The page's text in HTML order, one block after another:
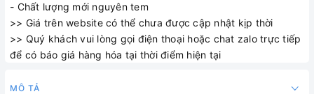
- Chất lượng mới nguyên tem
>> Giá trên website có thể chưa được cập nhật kịp thời
>> Quý khách vui lòng gọi điện thoại hoặc chat zalo trực tiếp
để có báo giá hàng hóa tại thời điểm hiện tại
MÔ TẢ